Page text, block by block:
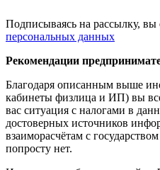
Подписываясь на рассылку, вы
персональных данных
Рекомендации
Благодаря описанным выше
кабинеты физлица и ИП) вы
вас ситуация с налогами в
достоверных источников
взаиморасчётам с
попросту нет.